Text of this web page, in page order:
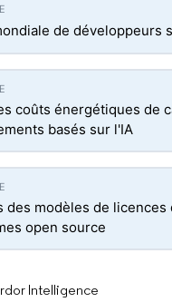
de développeurs
coûts énergétiques de
basés sur l'IA
des modèles de licences
open source
Intelligence